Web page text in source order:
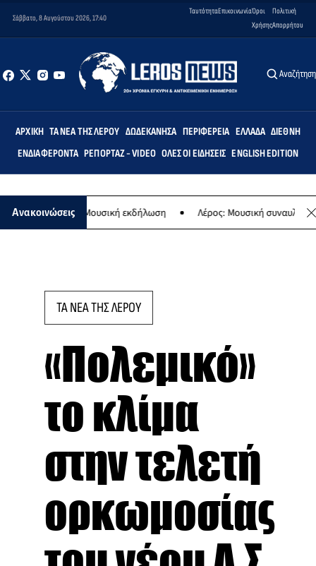
Σάββατο, 8 Αυγούστου 2026, 17:40
ΤαυτότηταΕπικοινωνίαΌροι
Χρήσης
Πολιτική
Απορρήτου
Αναζήτηση
ΑΡΧΙΚΉ ΤΑ ΝΈΑ ΤΗΣ ΛΈΡΟΥ ΔΩΔΕΚΆΝΗΣΑ ΠΕΡΙΦΈΡΕΙΑ ΕΛΛΆΔΑ ΔΙΕΘΝΉ
ΕΝΔΙΑΦΈΡΟΝΤΑ ΡΕΠΟΡΤΆΖ - VIDEO ΌΛΕΣ ΟΙ ΕΙΔΉΣΕΙΣ ENGLISH EDITION
Ανακοινώσεις
Παναγίας - Μουσική εκδήλωση Λέρος: Μουσική συναυλία των
ΤΑ ΝΕΑ ΤΗΣ ΛΕΡΟΥ
«Πολεμικό»
το κλίμα
στην τελετή
ορκωμοσίας